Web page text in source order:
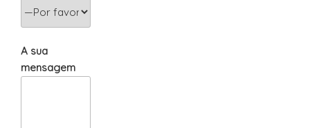
A sua
mensagem